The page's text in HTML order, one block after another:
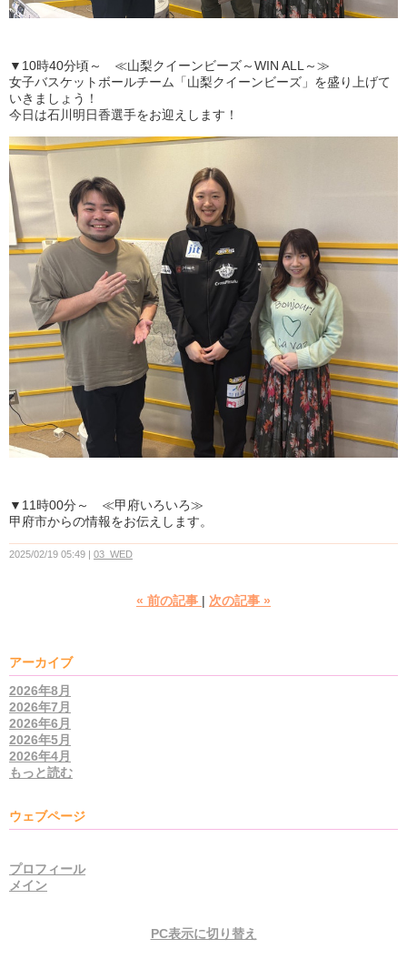
▼10時40分頃～ ≪山梨クイーンビーズ～WIN ALL～≫
女子バスケットボールチーム「山梨クイーンビーズ」を盛り上げて
いきましょう！
今日は石川明日香選手をお迎えします！
▼11時00分～ ≪甲府いろいろ≫
甲府市からの情報をお伝えします。
2025/02/19 05:49 03_WED
« 前の記事 次の記事 »
アーカイブ
2026年8月
2026年7月
2026年6月
2026年5月
2026年4月
もっと読む
ウェブページ
プロフィール
メイン
PC表示に切り替え